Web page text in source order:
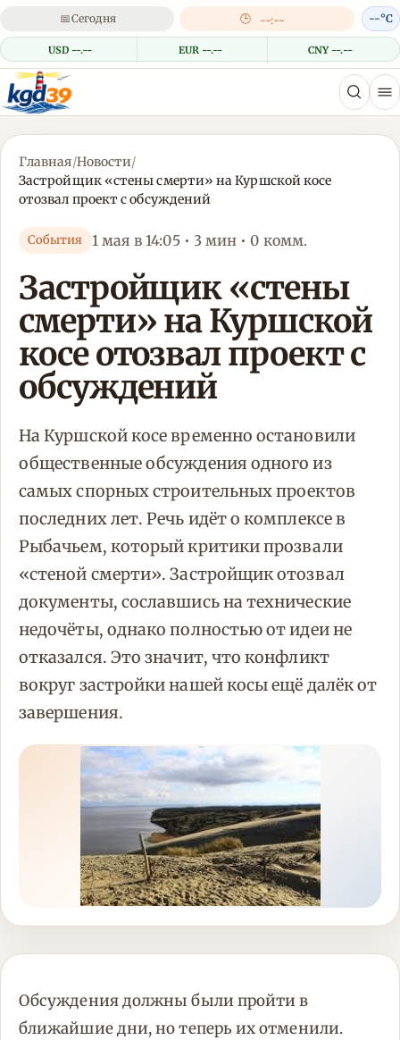
📅Сегодня 🕒 --:--
USD --.-- EUR --.-- CNY --.--
--°C
Главная/Новости/
Застройщик «стены смерти» на Куршской косе
отозвал проект с обсуждений
События 1 мая в 14:05 • 3 мин • 0 комм.
Застройщик «стены
смерти» на Куршской
косе отозвал проект с
обсуждений
На Куршской косе временно остановили
общественные обсуждения одного из
самых спорных строительных проектов
последних лет. Речь идёт о комплексе в
Рыбачьем, который критики прозвали
«стеной смерти». Застройщик отозвал
документы, сославшись на технические
недочёты, однако полностью от идеи не
отказался. Это значит, что конфликт
вокруг застройки нашей косы ещё далёк от
завершения.
Обсуждения должны были пройти в
ближайшие дни, но теперь их отменили.